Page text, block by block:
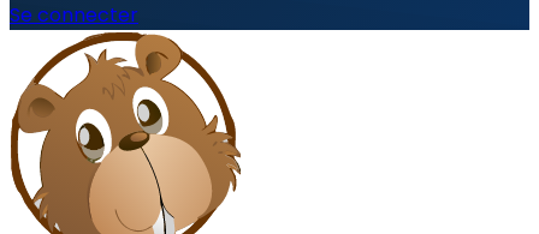
Se connecter